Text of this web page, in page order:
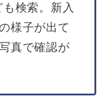
検索。新入
様子が出て
真で確認が